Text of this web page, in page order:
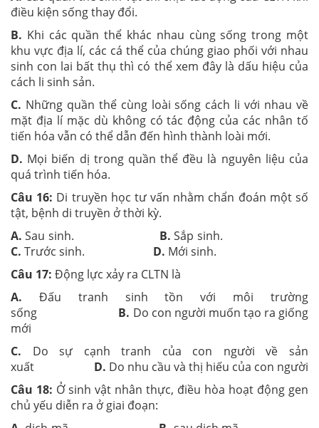
điều kiện sống thay đổi.
B. Khi các quần thể khác nhau cùng sống trong một
khu vực địa lí, các cá thể của chúng giao phối với nhau
sinh con lai bất thụ thì có thể xem đây là dấu hiệu của
cách li sinh sản.
C. Những quần thể cùng loài sống cách li với nhau về
mặt địa lí mặc dù không có tác động của các nhân tố
tiến hóa vẫn có thể dẫn đến hình thành loài mới.
D. Mọi biến dị trong quần thể đều là nguyên liệu của
quá trình tiến hóa.
Câu 16: Di truyền học tư vấn nhằm chẩn đoán một số
tật, bệnh di truyền ở thời kỳ.
A.Sau sinh. B.Sắp sinh.
C. Trước sinh. D. Mới sinh.
Câu 17: Động lực xảy ra CLTN là
A. Đấu tranh sinh tồn với môi trường
sống B. Do con người muốn tạo ra giống
mới
C. Do sự cạnh tranh của con người về sản
xuất D. Do nhu cầu và thị hiếu của con người
Câu 18: Ở sinh vật nhân thực, điều hòa hoạt động gen
chủ yếu diễn ra ở giai đoạn: